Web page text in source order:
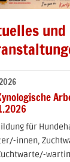
und
für
innen,